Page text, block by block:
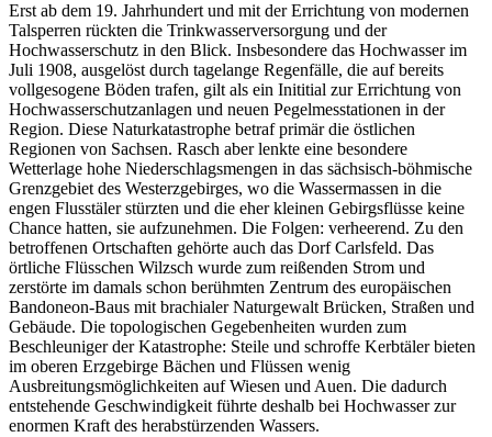
Erst ab dem 19. Jahrhundert und mit der Errichtung von modernen
Talsperren rückten die Trinkwasserversorgung und der
Hochwasserschutz in den Blick. Insbesondere das Hochwasser im
Juli 1908, ausgelöst durch tagelange Regenfälle, die auf bereits
vollgesogene Böden trafen, gilt als ein Inititial zur Errichtung von
Hochwasserschutzanlagen und neuen Pegelmesstationen in der
Region. Diese Naturkatastrophe betraf primär die östlichen
Regionen von Sachsen. Rasch aber lenkte eine besondere
Wetterlage hohe Niederschlagsmengen in das sächsisch-böhmische
Grenzgebiet des Westerzgebirges, wo die Wassermassen in die
engen Flusstäler stürzten und die eher kleinen Gebirgsflüsse keine
Chance hatten, sie aufzunehmen. Die Folgen: verheerend. Zu den
betroffenen Ortschaften gehörte auch das Dorf Carlsfeld. Das
örtliche Flüsschen Wilzsch wurde zum reißenden Strom und
zerstörte im damals schon berühmten Zentrum des europäischen
Bandoneon-Baus mit brachialer Naturgewalt Brücken, Straßen und
Gebäude. Die topologischen Gegebenheiten wurden zum
Beschleuniger der Katastrophe: Steile und schroffe Kerbtäler bieten
im oberen Erzgebirge Bächen und Flüssen wenig
Ausbreitungsmöglichkeiten auf Wiesen und Auen. Die dadurch
entstehende Geschwindigkeit führte deshalb bei Hochwasser zur
enormen Kraft des herabstürzenden Wassers.